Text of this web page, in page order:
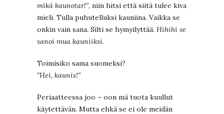
mikä kaunotar!”, niin hitsi että siitä tulee kiva
mieli. Tulla puhutelluksi kauniina. Vaikka se
onkin vain sana. Silti se hymyilyttää. Hihihi se
sanoi mua kauniiksi.
Toimisiko sama suomeksi?
”Hei, kaunis!”
Periaatteessa joo – oon mä tuota kuullut
käytettävän. Mutta ehkä se ei ole meidän